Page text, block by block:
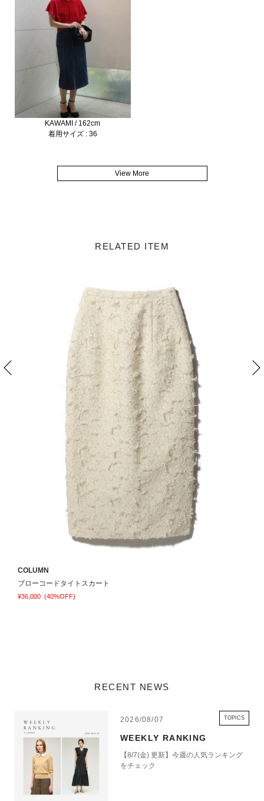
KAWAMI / 162cm
着用サイズ : 36
View More
RELATED ITEM
COLUMN
ブローコードタイトスカート
¥36,000 (40%OFF)
RECENT NEWS
2026/08/07 TOPICS
WEEKLY RANKING
【8/7(金) 更新】今週の人気ランキング
をチェック